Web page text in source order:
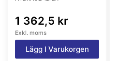
1 362,5 kr
Exkl. moms
Lägg I Varukorgen